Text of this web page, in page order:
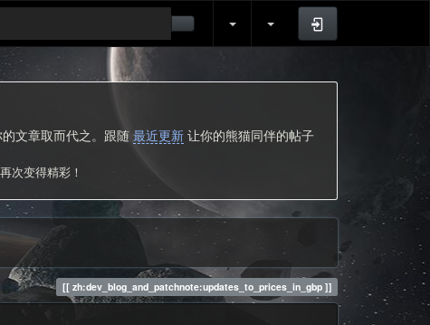
文章取而代之。跟随 最近更新让你的熊猫同伴的帖子
次变得精彩！
zh:dev_blog_and_patchnote:updates_to_prices_in_gbp